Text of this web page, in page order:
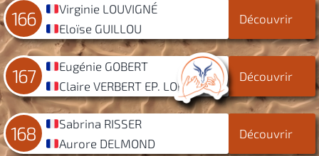
166
Virginie LOUVIGNÉ
Eloïse GUILLOU
Découvrir
167
Eugénie GOBERT
Claire VERBERT EP. LORENZI
Découvrir
168
Sabrina RISSER
Aurore DELMOND
Découvrir